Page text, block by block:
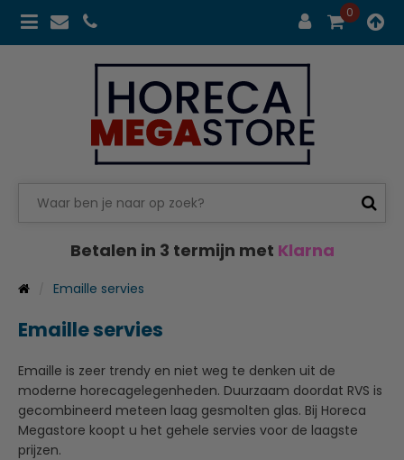
0
Betalen in 3 termijn met Klarna
Emaille servies
Emaille servies
Emaille is zeer trendy en niet weg te denken uit de
moderne horecagelegenheden. Duurzaam doordat RVS is
gecombineerd meteen laag gesmolten glas. Bij Horeca
Megastore koopt u het gehele servies voor de laagste
prijzen.